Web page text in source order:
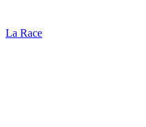
La Race